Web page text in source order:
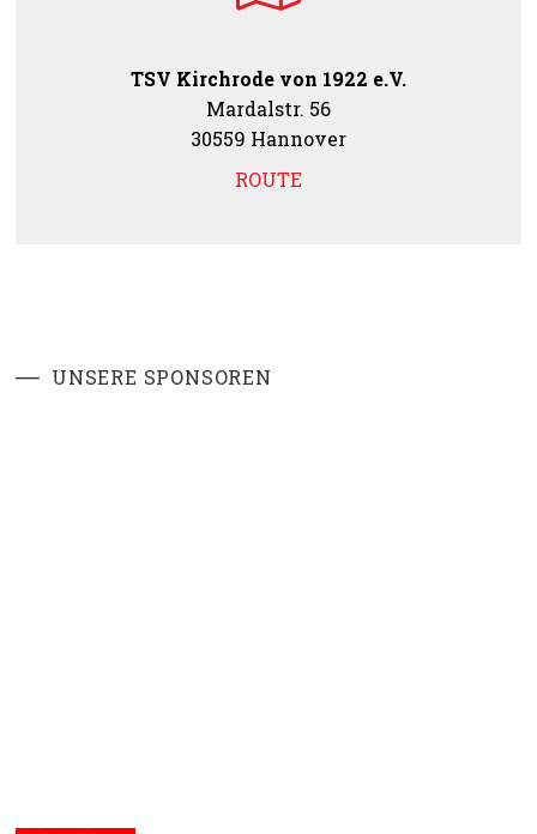
TSV Kirchrode von 1922 e.V.
Mardalstr. 56
30559 Hannover
ROUTE
UNSERE SPONSOREN